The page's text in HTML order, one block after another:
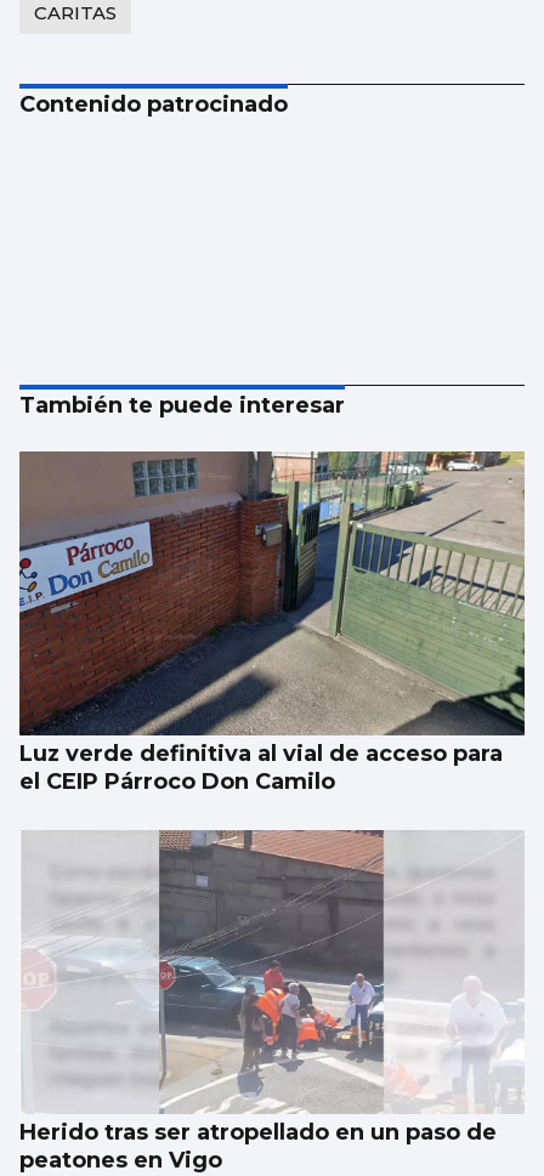
CARITAS
Contenido patrocinado
También te puede interesar
Luz verde definitiva al vial de acceso para
el CEIP Párroco Don Camilo
Herido tras ser atropellado en un paso de
peatones en Vigo